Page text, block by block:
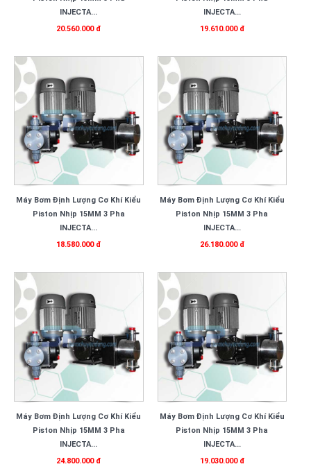
INJECTA...
20.560.000 đ
INJECTA...
19.610.000 đ
Máy Bơm Định Lượng Cơ Khí Kiểu
Piston Nhịp 15MM 3 Pha
INJECTA...
18.580.000 đ
Máy Bơm Định Lượng Cơ Khí Kiểu
Piston Nhịp 15MM 3 Pha
INJECTA...
26.180.000 đ
Máy Bơm Định Lượng Cơ Khí Kiểu
Piston Nhịp 15MM 3 Pha
INJECTA...
24.800.000 đ
Máy Bơm Định Lượng Cơ Khí Kiểu
Piston Nhịp 15MM 3 Pha
INJECTA...
19.030.000 đ